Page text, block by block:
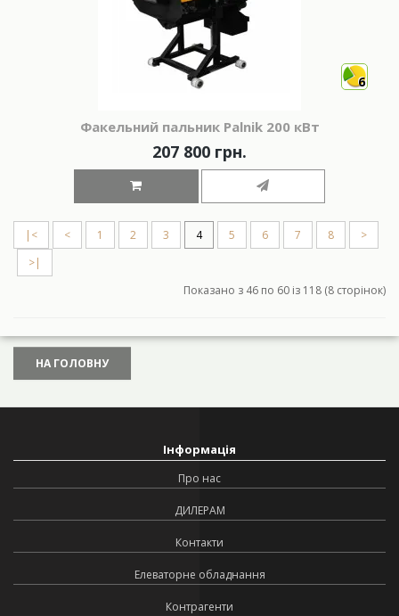
6
Факельний пальник Palnik 200 кВт
207 800 грн.
|< < 1 2 3 4 5 6 7 8
>
>|
Показано з 46 по 60 із 118 (8 сторінок)
НА ГОЛОВНУ
Інформація
Про нас
ДИЛЕРАМ
Контакти
Елеваторне обладнання
Контрагенти